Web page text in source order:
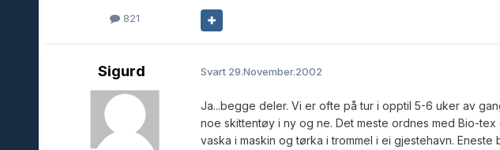
821
Sigurd Svart 29.November.2002
Ja...begge deler. Vi er ofte på tur i opptil 5-6 uker av
noe skittentøy i ny og ne. Det meste ordnes med Bio-
vaska i maskin og tørka i trommel i ei gjestehavn.